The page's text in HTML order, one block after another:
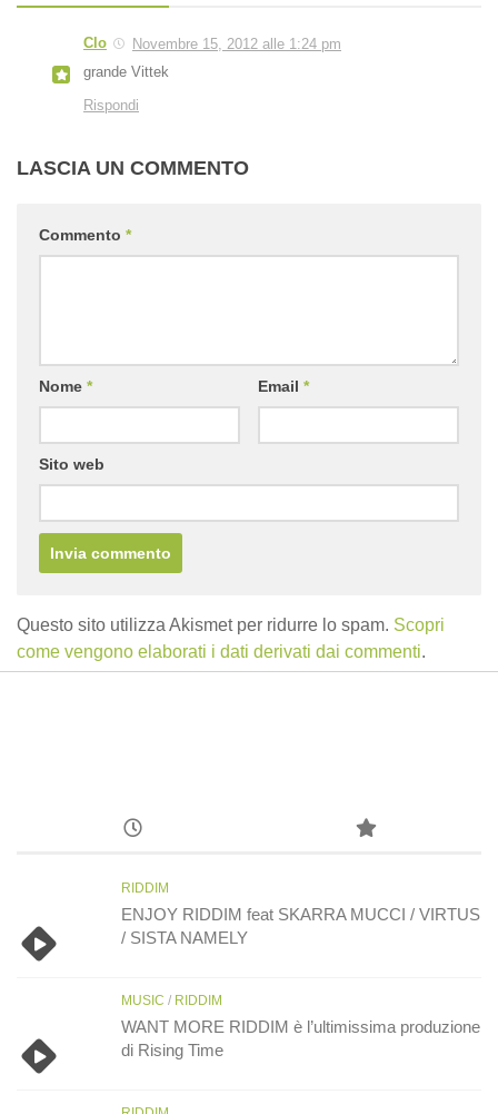
Clo
Novembre 15, 2012 alle 1:24 pm
grande Vittek
Rispondi
LASCIA UN COMMENTO
Commento *
Nome * Email *
Sito web
Questo sito utilizza Akismet per ridurre lo spam. Scopri
come vengono elaborati i dati derivati dai commenti.
RIDDIM
ENJOY RIDDIM feat SKARRA MUCCI / VIRTUS
/ SISTA NAMELY
MUSIC / RIDDIM
WANT MORE RIDDIM è l’ultimissima produzione
di Rising Time